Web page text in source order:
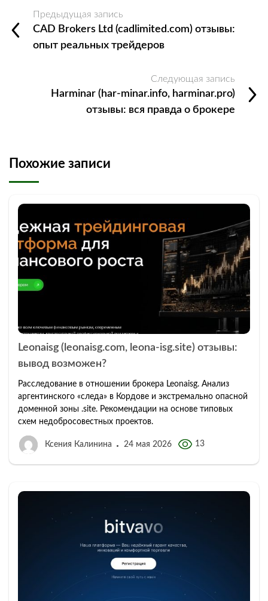
Предыдущая запись
CAD Brokers Ltd (cadlimited.com) отзывы:
опыт реальных трейдеров
Следующая запись
Harminar (har-minar.info, harminar.pro)
отзывы: вся правда о брокере
Похожие записи
Leonaisg (leonaisg.com, leona-isg.site) отзывы:
вывод возможен?
Расследование в отношении брокера Leonaisg. Анализ
аргентинского «следа» в Кордове и экстремально опасной
доменной зоны .site. Рекомендации на основе типовых
схем недобросовестных проектов.
Ксения Калинина 24 мая 2026 13